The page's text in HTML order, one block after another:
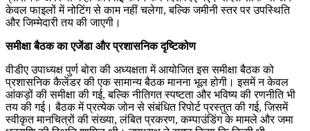
केवल फाइलों में नोटिंग से काम नहीं चलेगा, बल्कि जमीनी स्तर पर उपस्थिति
और जिम्मेदारी तय की जाएगी।
समीक्षा बैठक का एजेंडा और प्रशासनिक दृष्टिकोण
वीडीए उपाध्यक्ष पुर्ण बोरा की अध्यक्षता में आयोजित इस समीक्षा बैठक को
प्रशासनिक कैलेंडर की एक सामान्य बैठक मानना भूल होगी। इसमें न केवल
आंकड़ों की समीक्षा की गई, बल्कि नीतिगत स्पष्टता और भविष्य की रणनीति भी
तय की गई। बैठक में प्रत्येक जोन से संबंधित रिपोर्ट प्रस्तुत की गई, जिसमें
स्वीकृत मानचित्रों की संख्या, लंबित प्रकरण, कम्पाउंडिंग के मामले और जमा